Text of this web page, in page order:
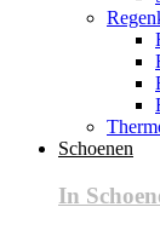
Schoenen
In